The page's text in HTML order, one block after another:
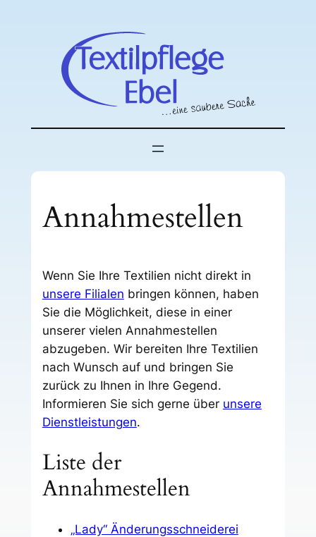
Annahmestellen
Wenn Sie Ihre Textilien nicht direkt in
unsere Filialen bringen können, haben
Sie die Möglichkeit, diese in einer
unserer vielen Annahmestellen
abzugeben. Wir bereiten Ihre Textilien
nach Wunsch auf und bringen Sie
zurück zu Ihnen in Ihre Gegend.
Informieren Sie sich gerne über unsere
Dienstleistungen.
Liste der
Annahmestellen
„Lady“ Änderungsschneiderei